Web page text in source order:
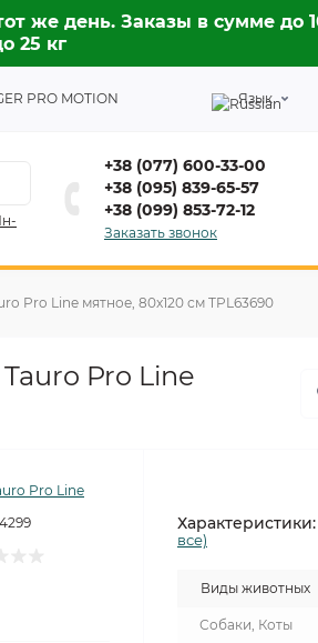
же день. Заказы в сумме до
25 кг
PRO MOTION Язык
+38 (077) 600-33-00
+38 (095) 839-65-57
+38 (099) 853-72-12
Заказать звонок
Pro Line мятное, 80x120 см TPL63690
Pro Line
Pro Line
Характеристики:
все)
Виды животных
Собаки, Коты